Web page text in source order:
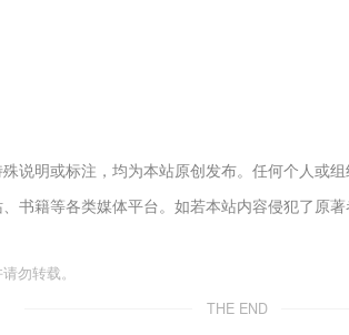
说明或标注，均为本站原创发布。任何个人或
书籍等各类媒体平台。如若本站内容侵犯了原著
勿转载。
THE END